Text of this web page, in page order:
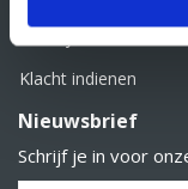
Klacht indienen
Nieuwsbrief
Schrijf je in voor